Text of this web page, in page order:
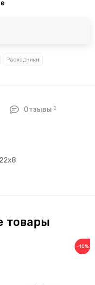
Расходники
Отзывы 0
товары
−10%